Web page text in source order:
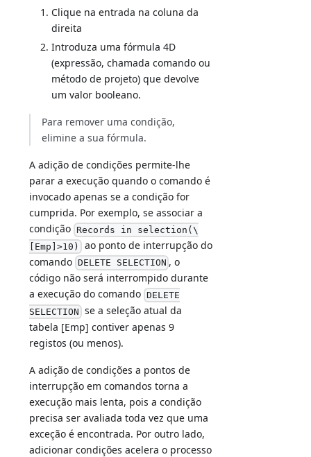
Clique na entrada na coluna da
direita
Introduza uma fórmula 4D
(expressão, chamada comando ou
método de projeto) que devolve
um valor booleano.
Para remover uma condição,
elimine a sua fórmula.
A adição de condições permite-lhe
parar a execução quando o comando é
invocado apenas se a condição for
cumprida. Por exemplo, se associar a
condição Records in selection(\
[Emp]>10) ao ponto de interrupção do
comando DELETE SELECTION , o
código não será interrompido durante
a execução do comando DELETE
SELECTION se a seleção atual da
tabela [Emp] contiver apenas 9
registos (ou menos).
A adição de condições a pontos de
interrupção em comandos torna a
execução mais lenta, pois a condição
precisa ser avaliada toda vez que uma
exceção é encontrada. Por outro lado,
adicionar condições acelera o processo